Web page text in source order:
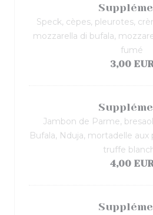
Speck, cèpes, pleurotes,
mozzarella di bufala,
fumé
3,00
Jambon de Parme,
Bufala, Nduja, mortadelle
truffe
4,00